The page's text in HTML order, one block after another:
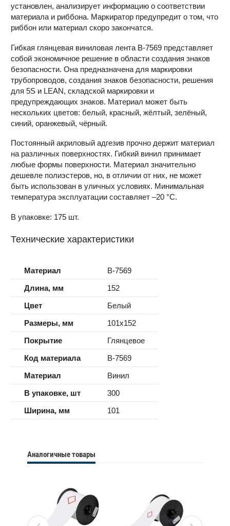
установлен, анализирует информацию о соответствии
материала и риббона. Маркиратор предупредит о том, что
риббон или материал скоро закончатся.
Гибкая глянцевая виниловая лента B-7569 представляет
собой экономичное решение в области создания знаков
безопасности. Она предназначена для маркировки
трубопроводов, создания знаков безопасности, решения
для 5S и LEAN, складской маркировки и
предупреждающих знаков. Материал может быть
нескольких цветов: белый, красный, жёлтый, зелёный,
синий, оранжевый, чёрный.
Постоянный акриловый адгезив прочно держит материал
на различных поверхностях. Гибкий винил принимает
любые формы поверхности. Материал значительно
дешевле полиэстеров, но, в отличии от них, не может
быть использован в уличных условиях. Минимальная
температура эксплуатации составляет –20 °С.
В упаковке: 175 шт.
Технические характеристики
Материал
B-7569
Длина, мм
152
Цвет
Белый
Размеры, мм
101x152
Покрытие
Глянцевое
Код материала
B-7569
Материал
Винил
В упаковке, шт
300
Ширина, мм
101
Аналогичные товары